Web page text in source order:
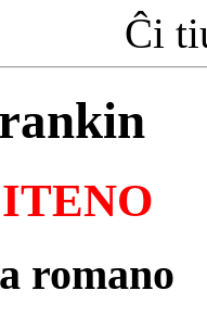
Ĉi
romano